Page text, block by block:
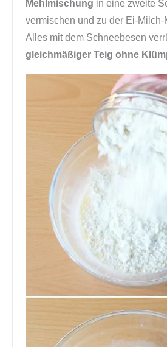
Mehlmischung in eine zweite
vermischen und zu der Ei-
Alles mit dem Schneebesen
gleichmäßiger Teig ohne